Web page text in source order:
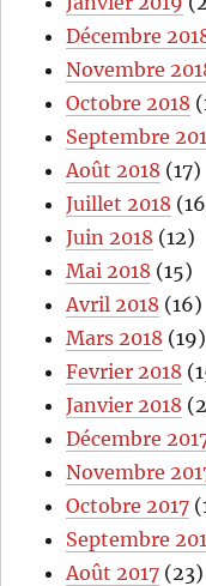
Décembre
Novembre
Octobre 2018
Septembre
Août 2018 (17)
Juillet 2018
Juin 2018 (12)
Mai 2018 (15)
Avril 2018 (16)
Mars 2018 (19)
Fevrier 2018
Janvier 2018
Décembre
Novembre
Octobre 2017
Septembre
Août 2017 (23)